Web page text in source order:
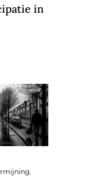
in
,